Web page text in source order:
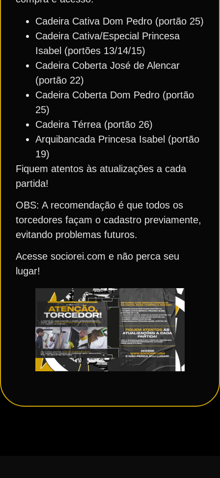
Cadeira Cativa Dom Pedro (portão 25)
Cadeira Cativa/Especial Princesa
Isabel (portões 13/14/15)
Cadeira Coberta José de Alencar
(portão 22)
Cadeira Coberta Dom Pedro (portão
25)
Cadeira Térrea (portão 26)
Arquibancada Princesa Isabel (portão
19)
Fiquem atentos às atualizações a cada
partida!
OBS: A recomendação é que todos os
torcedores façam o cadastro previamente,
evitando problemas futuros.
Acesse sociorei.com e não perca seu
lugar!